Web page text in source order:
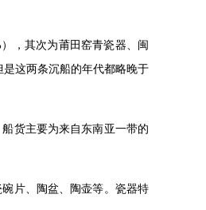
，其次为莆田窑青瓷器、闽
这两条沉船的年代都略晚于
货主要为来自东南亚一带的
片、陶盆、陶壶等。瓷器特